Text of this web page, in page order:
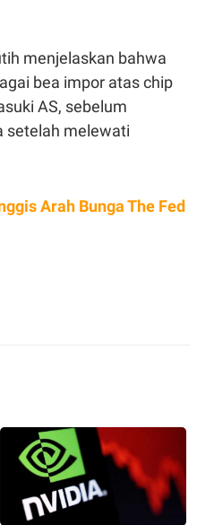
menjelaskan bahwa
bea impor atas chip
AS, sebelum
setelah melewati
Arah Bunga The Fed